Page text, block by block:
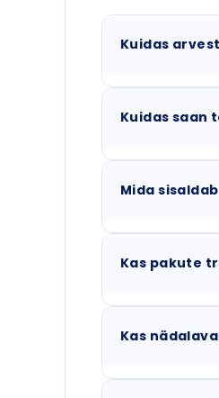
Kuidas
Kuidas saan
Mida
Kas pakute
Kas